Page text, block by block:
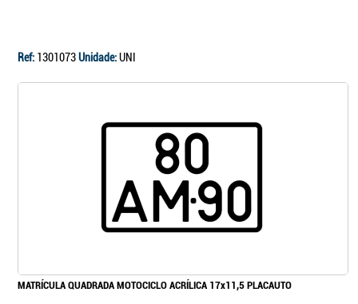
Ref: 1301073Unidade:UNI
MATRÍCULA QUADRADA MOTOCICLO ACRÍLICA 17x11,5 PLACAUTO